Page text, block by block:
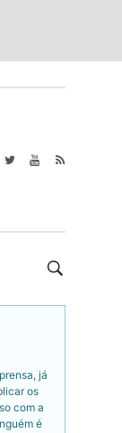
já
os
com a
é